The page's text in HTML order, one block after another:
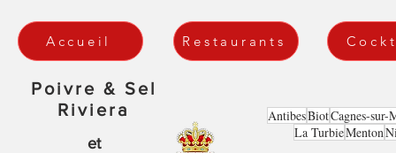
Accueil Restaurants
Poivre & Sel
Riviera
et
AntibesBiotCagnes-sur-
La TurbieMenton